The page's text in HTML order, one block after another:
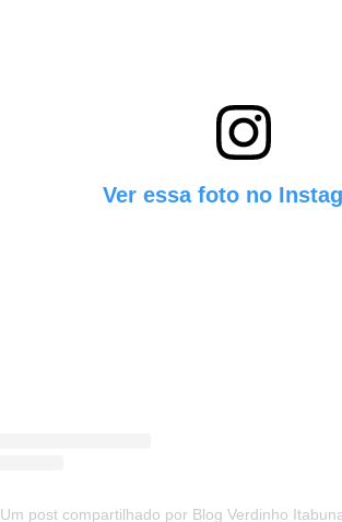
Ver essa foto no
Um post compartilhado por Blog Verdinho